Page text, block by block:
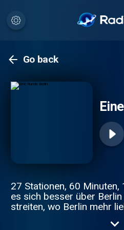
Go back
27 Stationen, 60 Minuten,
es sich besser über
streiten, wo Berlin mehr
Schienen? Einmal im